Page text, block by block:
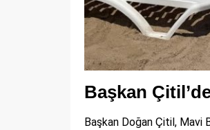
Başkan
Başkan Doğan Çitil, Mavi